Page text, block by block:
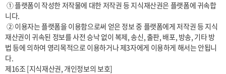
니다.
재산권이 귀속된 정보를 사전 승낙 없이 복제, 송신, 출판, 배포, 방송, 기타 방
법 등에 의하여 영리목적으로 이용하거나 제3자에게 이용하게 해서는 안됩니
다.
제16조 [지식재산권, 개인정보의 보호]